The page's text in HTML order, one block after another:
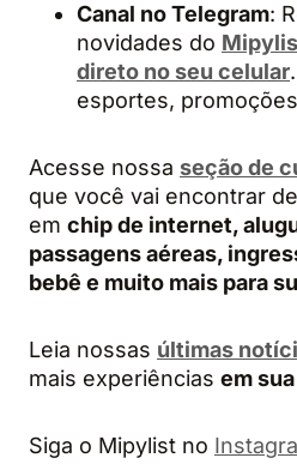
Canal noTelegram:
novidades do
direto no seu celular
esportes,
Acesse nossa seção de
que você vai encontrar
em chip de internet,
passagens aéreas,
bebê e muito mais para
Leia nossas últimas
mais experiências em
Siga o Mipylist no